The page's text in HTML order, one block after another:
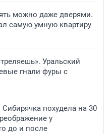
можно даже дверями.
самую умную квартиру
Уральский
гнали фуры с
похудела на 30
у
до и после